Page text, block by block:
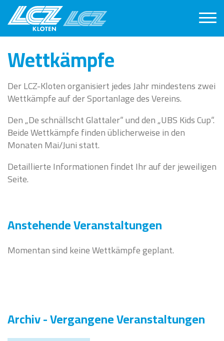
Wettkämpfe
Der LCZ-Kloten organisiert jedes Jahr mindestens zwei
Wettkämpfe auf der Sportanlage des Vereins.
Den „De schnällscht Glattaler“ und den „UBS Kids Cup“.
Beide Wettkämpfe finden üblicherweise in den
Monaten Mai/Juni statt.
Detaillierte Informationen findet Ihr auf der jeweiligen
Seite.
Anstehende Veranstaltungen
Momentan sind keine Wettkämpfe geplant.
Archiv - Vergangene Veranstaltungen